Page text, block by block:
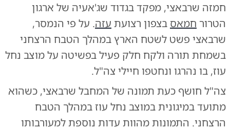
חמזה שרבאצי, מפקד בגדוד שג'אעיה של ארגון
הטרור חמאס בצפון רצועת עזה. על פי הנמסר,
שרבאצי פשט לשטח הארץ במהלך הטבח הרצחני
בשמחת תורה ולקח חלק פעיל בפשיטה על מוצב נחל
עוז, בו נהרגו ונחטפו חיילי צה"ל.
צה"ל חושף כעת תמונה של המחבל שרבאצי, כשהוא
מתועד במיגונית במוצב נחל עוז במהלך הטבח
הרצחני. התמונות מהוות עדות נוספת למעורבותו